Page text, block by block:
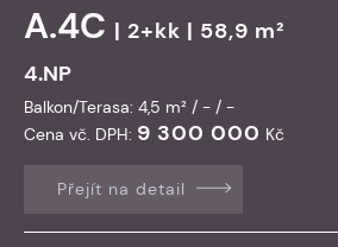
A.4C | 2+kk | 58,9 m²
4.NP
Balkon/Terasa: 4,5 m² / - / -
Cena vč. DPH: 9 300 000 Kč
Přejít na detail